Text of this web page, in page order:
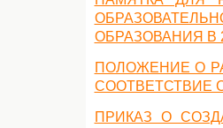
ОБРАЗОВАНИЯ В
ПОЛОЖЕНИЕ О
СООТВЕТСТВИЕ
ПРИКАЗ О